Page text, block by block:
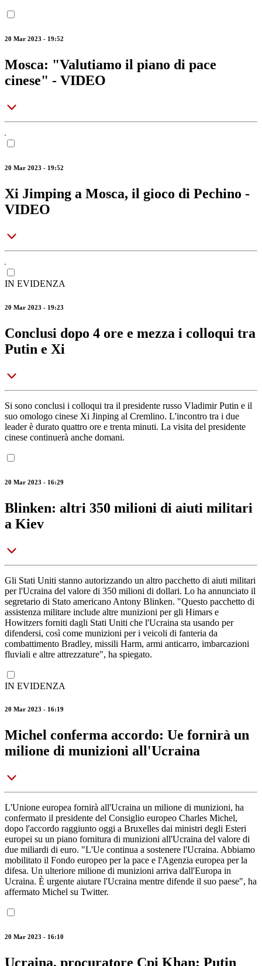
20 Mar 2023 - 19:52
Mosca: "Valutiamo il piano di pace
cinese" - VIDEO
20 Mar 2023 - 19:52
Xi Jimping a Mosca, il gioco di Pechino -
VIDEO
IN EVIDENZA
20 Mar 2023 - 19:23
Conclusi dopo 4 ore e mezza i colloqui tra
Putin e Xi
Si sono conclusi i colloqui tra il presidente russo Vladimir Putin e il
suo omologo cinese Xi Jinping al Cremlino. L'incontro tra i due
leader è durato quattro ore e trenta minuti. La visita del presidente
cinese continuerà anche domani.
20 Mar 2023 - 16:29
Blinken: altri 350 milioni di aiuti militari
a Kiev
Gli Stati Uniti stanno autorizzando un altro pacchetto di aiuti militari
per l'Ucraina del valore di 350 milioni di dollari. Lo ha annunciato il
segretario di Stato americano Antony Blinken. "Questo pacchetto di
assistenza militare include altre munizioni per gli Himars e
Howitzers forniti dagli Stati Uniti che l'Ucraina sta usando per
difendersi, così come munizioni per i veicoli di fanteria da
combattimento Bradley, missili Harm, armi anticarro, imbarcazioni
fluviali e altre attrezzature", ha spiegato.
IN EVIDENZA
20 Mar 2023 - 16:19
Michel conferma accordo: Ue fornirà un
milione di munizioni all'Ucraina
L'Unione europea fornirà all'Ucraina un milione di munizioni, ha
confermato il presidente del Consiglio europeo Charles Michel,
dopo l'accordo raggiunto oggi a Bruxelles dai ministri degli Esteri
europei su un piano fornitura di munizioni all'Ucraina del valore di
due miliardi di euro. "L'Ue continua a sostenere l'Ucraina. Abbiamo
mobilitato il Fondo europeo per la pace e l'Agenzia europea per la
difesa. Un ulteriore milione di munizioni arriva dall'Europa in
Ucraina. È urgente aiutare l'Ucraina mentre difende il suo paese", ha
affermato Michel su Twitter.
20 Mar 2023 - 16:10
Ucraina, procuratore Cpi Khan: Putin